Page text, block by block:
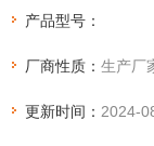
苛的部件要算四氟
产品型号：
厂商性质：生产厂
更新时间： 2024-